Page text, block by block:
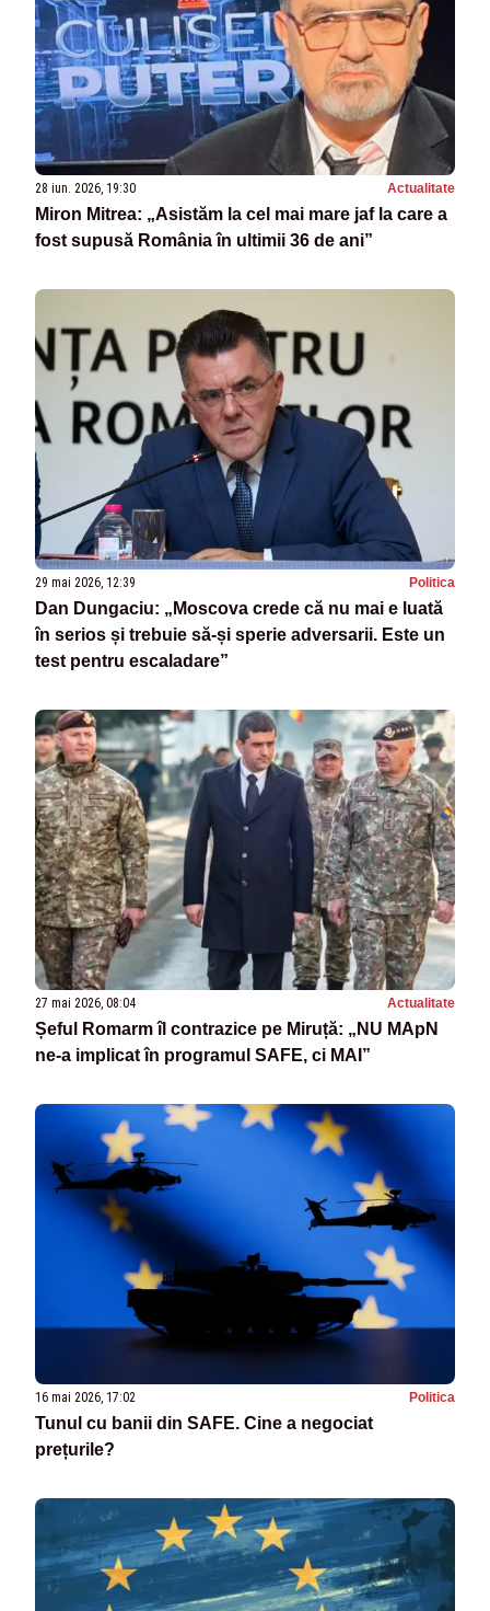
28 iun. 2026, 19:30 Actualitate
Miron Mitrea: „Asistăm la cel mai mare jaf la care a
fost supusă România în ultimii 36 de ani”
29 mai 2026, 12:39 Politica
Dan Dungaciu: „Moscova crede că nu mai e luată
în serios și trebuie să-și sperie adversarii. Este un
test pentru escaladare”
27 mai 2026, 08:04 Actualitate
Șeful Romarm îl contrazice pe Miruță: „NU MApN
ne-a implicat în programul SAFE, ci MAI”
16 mai 2026, 17:02 Politica
Tunul cu banii din SAFE. Cine a negociat
prețurile?